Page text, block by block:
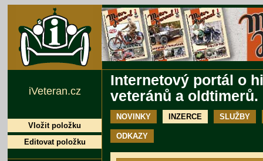
Internetový portál o
veteránů a oldtimerů.
NOVINKY INZERCE SLUŽBY
ODKAZY
iVeteran.cz
Vložit položku
Editovat položku